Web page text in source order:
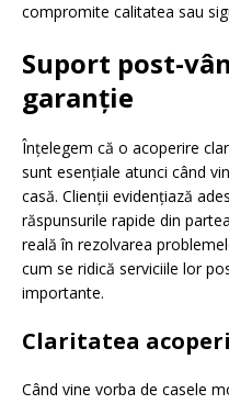
compromite calitatea sau
Suport post-
garanție
Înțelegem că o acoperire
sunt esențiale atunci când
casă. Clienții evidențiază
răspunsurile rapide din
reală în rezolvarea
cum se ridică serviciile lor
importante.
Claritatea
Când vine vorba de casele